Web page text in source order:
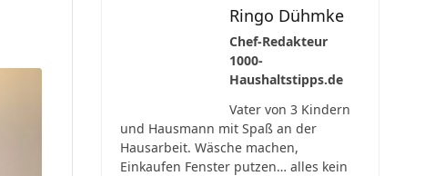
Ringo Dühmke
Chef-Redakteur
1000-
Haushaltstipps.de
Vater von 3 Kindern
und Hausmann mit Spaß an der
Hausarbeit. Wäsche machen,
Einkaufen Fenster putzen… alles kein